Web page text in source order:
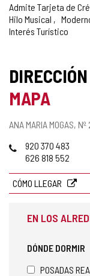
Admite Tarjeta de
Hilo Musical
Interés Turístico
MAPA
Dirección
ANA MARIA MOGAS, Nº
Teléfonos
920 370 483
626 818 552
CÓMO LLEGAR
EN LOS
DÓNDE DORMIR
POSADAS